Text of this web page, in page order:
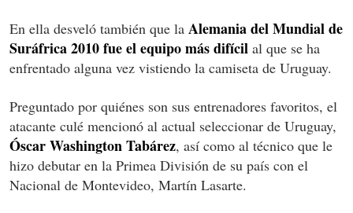
En ella desveló también que la Alemania del Mundial de
Suráfrica 2010 fue el equipo más difícil al que se ha
enfrentado alguna vez vistiendo la camiseta de Uruguay.
Preguntado por quiénes son sus entrenadores favoritos, el
atacante culé mencionó al actual seleccionar de Uruguay,
Óscar Washington Tabárez, así como al técnico que le
hizo debutar en la Primea División de su país con el
Nacional de Montevideo, Martín Lasarte.